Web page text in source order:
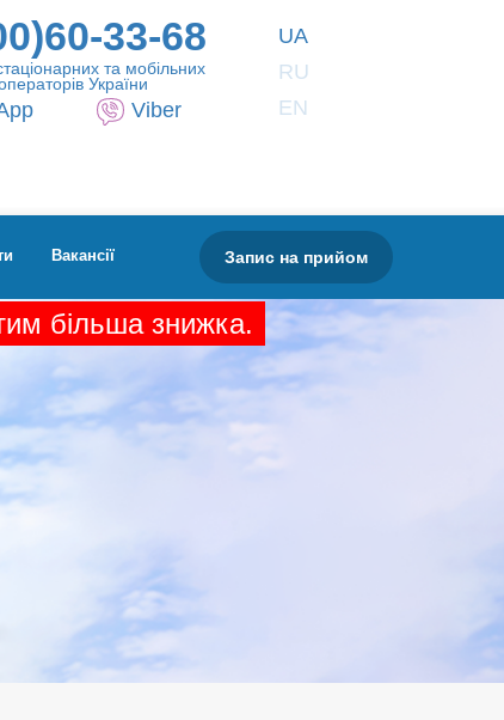
33-68
та мобільних
України
Viber
UA
RU
EN
Вакансії Запис на прийом
більша знижка.